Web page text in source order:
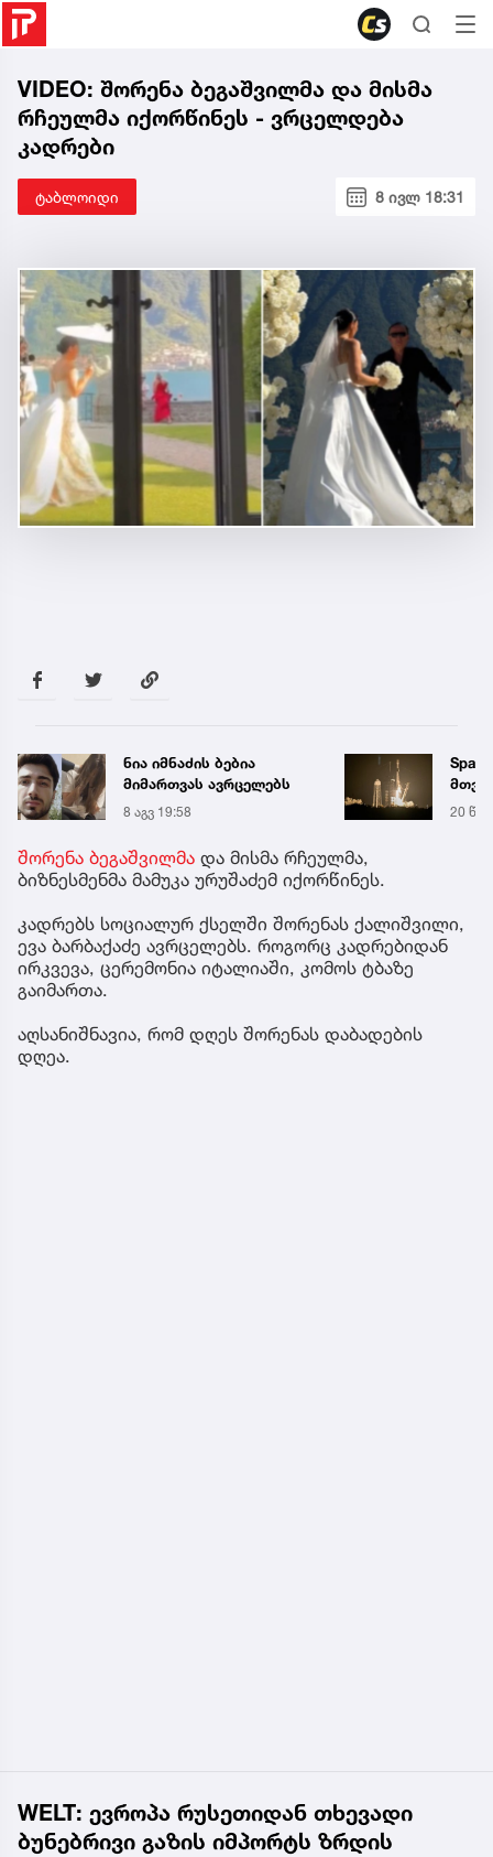
VIDEO: შორენა ბეგაშვილმა და მისმა
რჩეულმა იქორწინეს - ვრცელდება
კადრები
ტაბლოიდი 8 ივლ 18:31
ნია იმნაძის ბებია
მიმართვას ავრცელებს
8 აგვ 19:58 20
შორენა ბეგაშვილმა და მისმა რჩეულმა,
ბიზნესმენმა მამუკა ურუშაძემ იქორწინეს.
კადრებს სოციალურ ქსელში შორენას ქალიშვილი,
ევა ბარბაქაძე ავრცელებს. როგორც კადრებიდან
ირკვევა, ცერემონია იტალიაში, კომოს ტბაზე
გაიმართა.
აღსანიშნავია, რომ დღეს შორენას დაბადების
დღეა.
WELT: ევროპა რუსეთიდან თხევადი
ბუნებრივი გაზის იმპორტს ზრდის